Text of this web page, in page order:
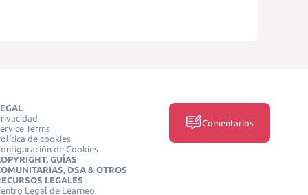
Terms
de cookies
de Cookies
GUÍAS
DSA & OTROS
LEGALES
Legal de Learneo
Comentarios